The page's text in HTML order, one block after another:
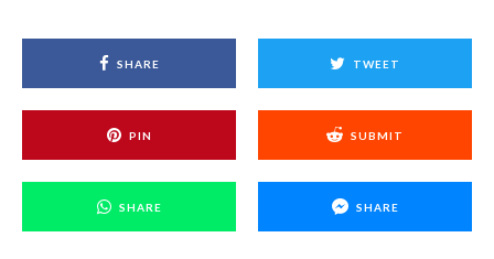
SHARE TWEET
PIN SUBMIT
SHARE SHARE